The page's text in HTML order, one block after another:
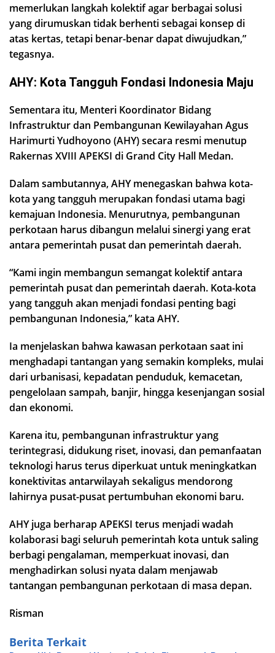
memerlukan langkah kolektif agar berbagai solusi
yang dirumuskan tidak berhenti sebagai konsep di
atas kertas, tetapi benar-benar dapat diwujudkan,”
tegasnya.
AHY: Kota Tangguh Fondasi Indonesia Maju
Sementara itu, Menteri Koordinator Bidang
Infrastruktur dan Pembangunan Kewilayahan Agus
Harimurti Yudhoyono (AHY) secara resmi menutup
Rakernas XVIII APEKSI di Grand City Hall Medan.
Dalam sambutannya, AHY menegaskan bahwa kota-
kota yang tangguh merupakan fondasi utama bagi
kemajuan Indonesia. Menurutnya, pembangunan
perkotaan harus dibangun melalui sinergi yang erat
antara pemerintah pusat dan pemerintah daerah.
“Kami ingin membangun semangat kolektif antara
pemerintah pusat dan pemerintah daerah. Kota-kota
yang tangguh akan menjadi fondasi penting bagi
pembangunan Indonesia,” kata AHY.
Ia menjelaskan bahwa kawasan perkotaan saat ini
menghadapi tantangan yang semakin kompleks, mulai
dari urbanisasi, kepadatan penduduk, kemacetan,
pengelolaan sampah, banjir, hingga kesenjangan sosial
dan ekonomi.
Karena itu, pembangunan infrastruktur yang
terintegrasi, didukung riset, inovasi, dan pemanfaatan
teknologi harus terus diperkuat untuk meningkatkan
konektivitas antarwilayah sekaligus mendorong
lahirnya pusat-pusat pertumbuhan ekonomi baru.
AHY juga berharap APEKSI terus menjadi wadah
kolaborasi bagi seluruh pemerintah kota untuk saling
berbagi pengalaman, memperkuat inovasi, dan
menghadirkan solusi nyata dalam menjawab
tantangan pembangunan perkotaan di masa depan.
Risman
Berita Terkait